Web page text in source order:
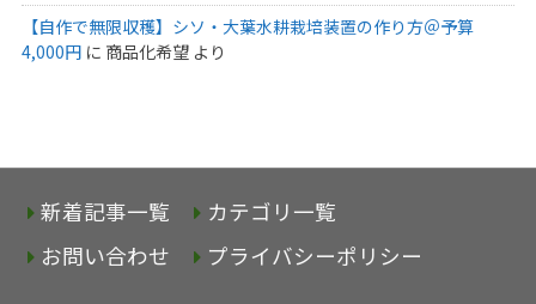
【自作で無限収穫】シソ・大葉水耕栽培装置の作り方＠予算
4,000円に 商品化希望より
新着記事一覧
カテゴリ一覧
お問い合わせ
プライバシーポリシー